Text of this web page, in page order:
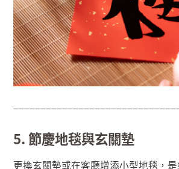
5. 節慶地毯與玄關墊
更換玄關墊或在客廳增添小型地毯，